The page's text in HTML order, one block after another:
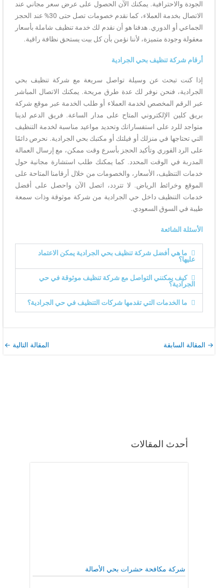
أحدث المقالات
شركة مكافحة حشرات بحي الأصالة
الجودة والاحترافية. يمكنك الآن الحصول على عرض سعر مجاني عند
الاتصال بخدمة العملاء، كما نقدم خصومات تصل حتى 30% عند الحجز
الجماعي أو الدوري. هدفنا هو أن نقدم لك خدمة تنظيف شاملة بأسعار
معقولة وجودة متميزة، لأننا نؤمن بأن كل بيت يستحق نظافة راقية.
أرقام شركة تنظيف بحي الجرادية
إذا كنت تبحث عن وسيلة تواصل سريعة مع شركة تنظيف بحي
الجرادية، فنحن نوفر لك عدة طرق مريحة. يمكنك الاتصال المباشر
عبر الرقم المخصص لخدمة العملاء أو طلب الخدمة عبر موقع شركة
بريق كلين الإلكتروني المتاح على مدار الساعة. فريق الدعم لدينا
متواجد للرد على استفساراتك وتحديد مواعيد مناسبة لخدمة التنظيف
التي تحتاجها في منزلك أو فيلتك أو مكتبك بحي الجرادية. نحرص دائمًا
على الرد الفوري وتأكيد الحجز بأسرع وقت ممكن، مع إرسال العمالة
المدربة في الوقت المحدد. كما يمكنك طلب استشارة مجانية حول
خدمات التنظيف، الأسعار، والخصومات من خلال أرقامنا المتاحة على
الموقع وخرائط الرياض. لا تتردد، اتصل الآن واحصل على أفضل
خدمات التنظيف داخل حي الجرادية من شركة موثوقة وذات سمعة
طيبة في السوق السعودي.
الأسئلة الشائعة
ما هي أفضل شركة تنظيف بحي الجرادية يمكن الاعتماد
عليها؟
كيف يمكنني التواصل مع شركة تنظيف موثوقة في حي
الجرادية؟
ما الخدمات التي تقدمها شركات التنظيف في حي الجرادية؟
→ المقالة السابقة المقالة التالية ←